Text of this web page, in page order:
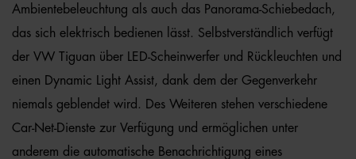
Ambientebeleuchtung als auch das Panorama-Schiebedach,
das sich elektrisch bedienen lässt. Selbstverständlich verfügt
der VW Tiguan über LED-Scheinwerfer und Rückleuchten und
einen Dynamic Light Assist, dank dem der Gegenverkehr
niemals geblendet wird. Des Weiteren stehen verschiedene
Car-Net-Dienste zur Verfügung und ermöglichen unter
anderem die automatische Benachrichtigung eines